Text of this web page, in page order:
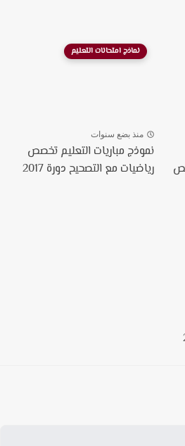
نماذج امتحانات التعليم
منذ بضع سنوات
نموذج مباريات التعليم تخصص
رياضيات مع التصحيح دورة 2017